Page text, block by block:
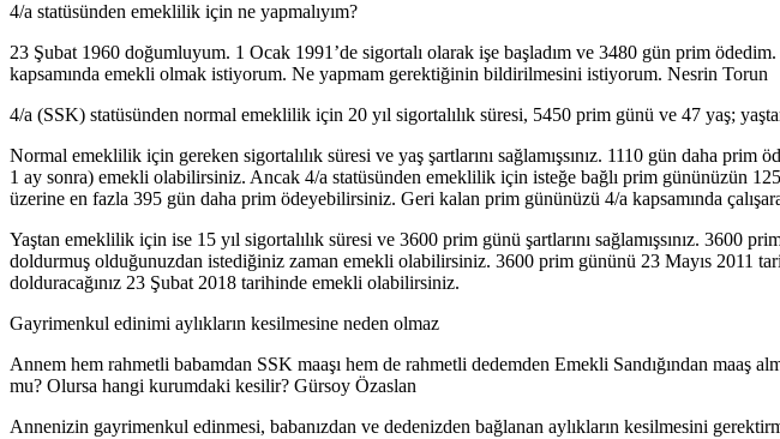
4/a statüsünden emeklilik için ne yapmalıyım?
23 Şubat 1960 doğumluyum. 1 Ocak 1991’de sigortalı olarak işe başladım ve 3480 gün prim
kapsamında emekli olmak istiyorum. Ne yapmam gerektiğinin bildirilmesini istiyorum. Nesrin Torun
4/a (SSK) statüsünden normal emeklilik için 20 yıl sigortalılık süresi, 5450 prim günü ve 47 yaş;
Normal emeklilik için gereken sigortalılık süresi ve yaş şartlarını sağlamışsınız. 1110 gün daha
1 ay sonra) emekli olabilirsiniz. Ancak 4/a statüsünden emeklilik için isteğe bağlı prim gününüzün
üzerine en fazla 395 gün daha prim ödeyebilirsiniz. Geri kalan prim gününüzü 4/a kapsamında
Yaştan emeklilik için ise 15 yıl sigortalılık süresi ve 3600 prim günü şartlarını sağlamışsınız. 3600
doldurmuş olduğunuzdan istediğiniz zaman emekli olabilirsiniz. 3600 prim gününü 23 Mayıs 2011
dolduracağınız 23 Şubat 2018 tarihinde emekli olabilirsiniz.
Gayrimenkul edinimi aylıkların kesilmesine neden olmaz
Annem hem rahmetli babamdan SSK maaşı hem de rahmetli dedemden Emekli Sandığından maaş
mu? Olursa hangi kurumdaki kesilir? Gürsoy Özaslan
Annenizin gayrimenkul edinmesi, babanızdan ve dedenizden bağlanan aylıkların kesilmesini